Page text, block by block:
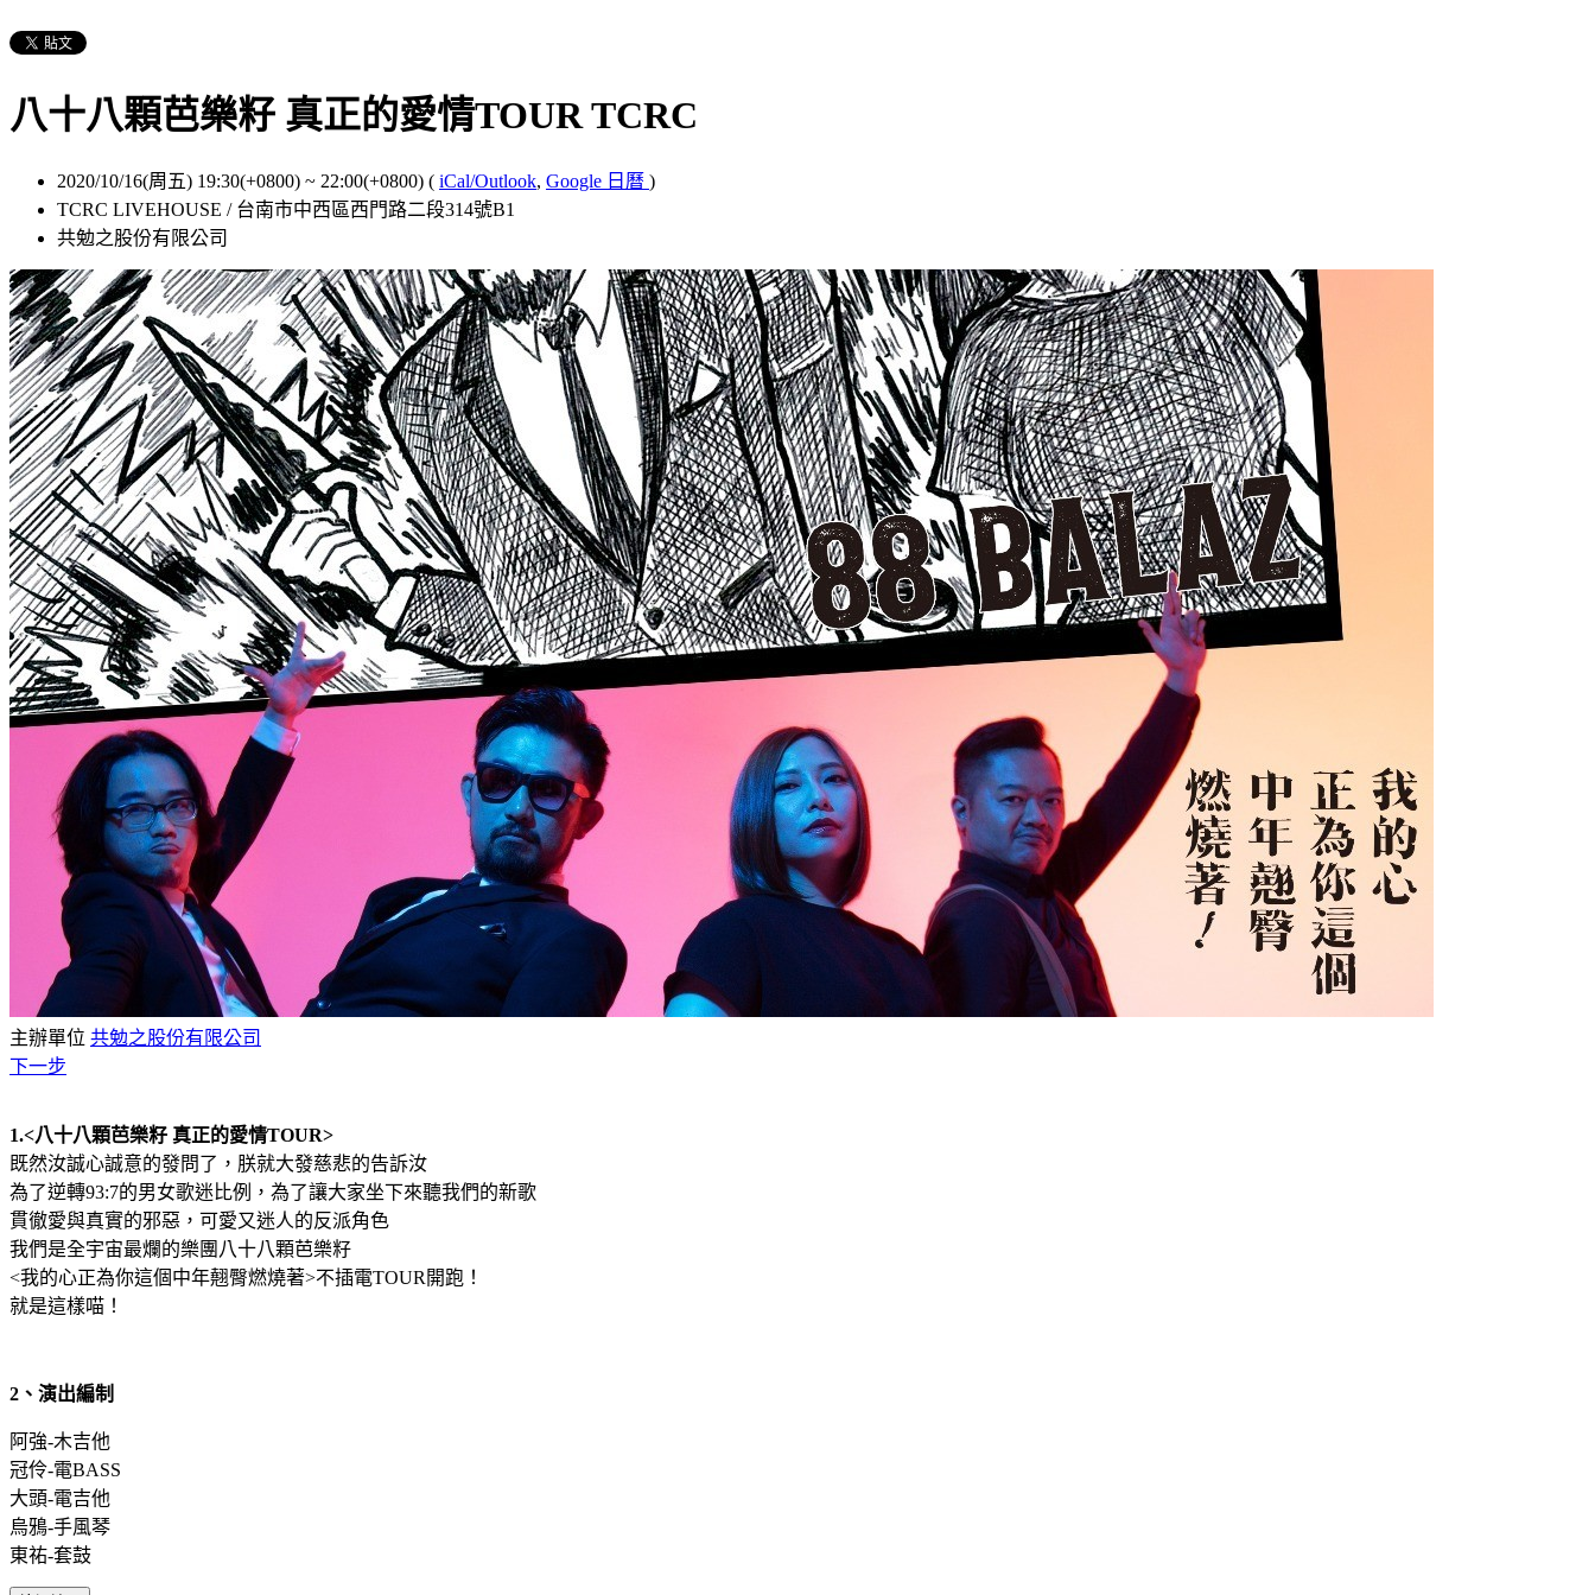
八十八顆芭樂籽 真正的愛情TOUR TCRC
2020/10/16(周五) 19:30(+0800) ~ 22:00(+0800) ( iCal/Outlook, Google 日曆 )
TCRC LIVEHOUSE / 台南市中西區西門路二段314號B1
共勉之股份有限公司
主辦單位 共勉之股份有限公司
下一步
1.<八十八顆芭樂籽 真正的愛情TOUR>
既然汝誠心誠意的發問了，朕就大發慈悲的告訴汝
為了逆轉93:7的男女歌迷比例，為了讓大家坐下來聽我們的新歌
貫徹愛與真實的邪惡，可愛又迷人的反派角色
我們是全宇宙最爛的樂團八十八顆芭樂籽
<我的心正為你這個中年翹臀燃燒著>不插電TOUR開跑！
就是這樣喵！
2、演出編制
阿強-木吉他
冠伶-電BASS
大頭-電吉他
烏鴉-手風琴
東祐-套鼓